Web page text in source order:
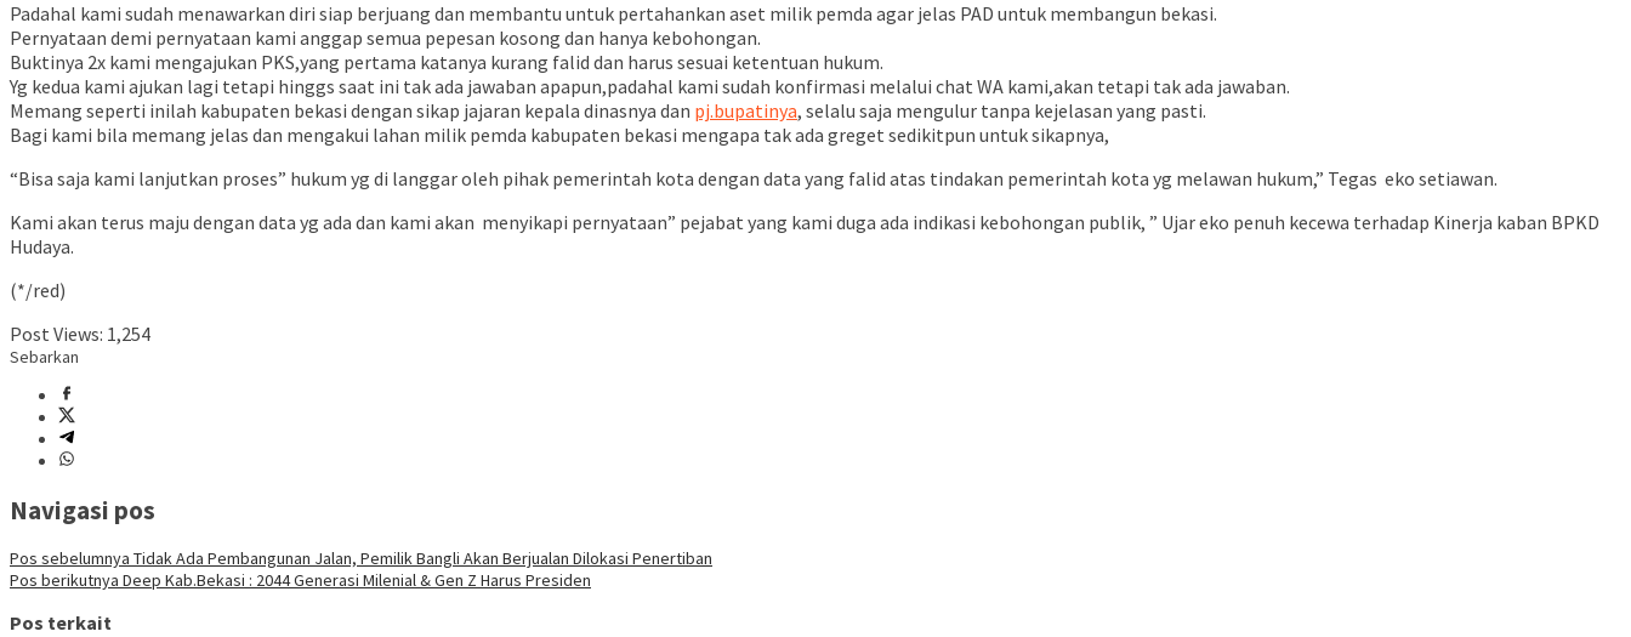
Padahal kami sudah menawarkan diri siap berjuang dan membantu untuk pertahankan aset milik pemda agar jelas PAD untuk membangun bekasi.
Pernyataan demi pernyataan kami anggap semua pepesan kosong dan hanya kebohongan.
Buktinya 2x kami mengajukan PKS,yang pertama katanya kurang falid dan harus sesuai ketentuan hukum.
Yg kedua kami ajukan lagi tetapi hinggs saat ini tak ada jawaban apapun,padahal kami sudah konfirmasi melalui chat WA kami,akan tetapi tak ada jawaban.
Memang seperti inilah kabupaten bekasi dengan sikap jajaran kepala dinasnya dan pj.bupatinya, selalu saja mengulur tanpa kejelasan yang pasti.
Bagi kami bila memang jelas dan mengakui lahan milik pemda kabupaten bekasi mengapa tak ada greget sedikitpun untuk sikapnya,
“Bisa saja kami lanjutkan proses” hukum yg di langgar oleh pihak pemerintah kota dengan data yang falid atas tindakan pemerintah kota yg melawan hukum,” Tegas eko setiawan.
Kami akan terus maju dengan data yg ada dan kami akan menyikapi pernyataan” pejabat yang kami duga ada indikasi kebohongan publik, ” Ujar eko penuh kecewa terhadap Kinerja kaban BPKD
Hudaya.
(*/red)
Post Views: 1,254
Sebarkan
Navigasi pos
Pos sebelumnya Tidak Ada Pembangunan Jalan, Pemilik Bangli Akan Berjualan Dilokasi Penertiban
Pos berikutnya Deep Kab.Bekasi : 2044 Generasi Milenial & Gen Z Harus Presiden
Pos terkait